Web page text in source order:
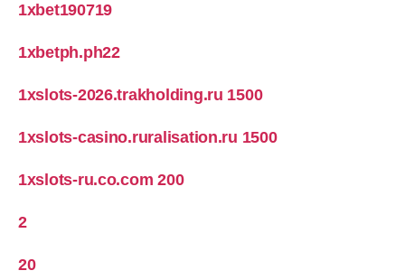
1xbet190719
1xbetph.ph22
1xslots-2026.trakholding.ru 1500
1xslots-casino.ruralisation.ru 1500
1xslots-ru.co.com 200
2
20